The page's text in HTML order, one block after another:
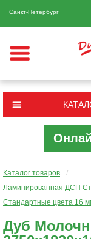
Санкт-Петербург
Каталог товаров
/
Ламинированная ДСП
Стандартные цвета 16
Дуб